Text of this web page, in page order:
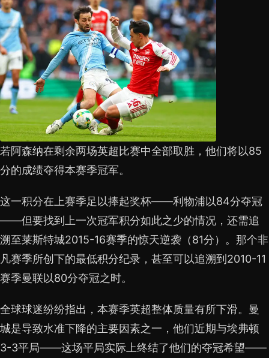
若阿森纳在剩余两场英超比赛中全部取胜，他们将以85
分的成绩夺得本赛季冠军。
这一积分在上赛季足以捧起奖杯——利物浦以84分夺冠
——但要找到上一次冠军积分如此之少的情况，还需追
溯至莱斯特城2015-16赛季的惊天逆袭（81分）。那个非
凡赛季所创下的最低积分纪录，甚至可以追溯到2010-11
赛季曼联以80分夺冠之时。
全球球迷纷纷指出，本赛季英超整体质量有所下滑。曼
城是导致水准下降的主要因素之一，他们近期与埃弗顿
3-3平局——这场平局实际上终结了他们的夺冠希望——